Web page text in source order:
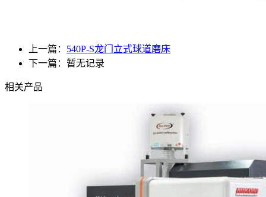
上一篇： 540P-S龙门立式球道磨床
下一篇：暂无记录
相关产品